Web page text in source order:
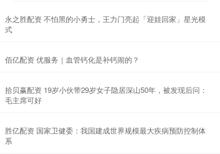
永之胜配资 不怕黑的小勇士，王力门亮起「迎娃回家」星光模
式
佰亿配资 优服务｜血管钙化是补钙闹的？
拾贝赢配资 19岁小伙带29岁女子隐居深山50年，被发现后问：
毛主席可好
胜亿配资 国家卫健委：我国建成世界规模最大疾病预防控制体
系